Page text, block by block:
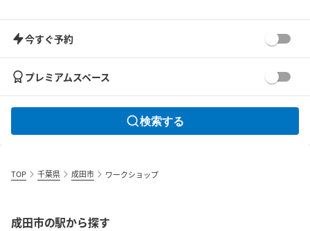
今すぐ予約
プレミアムスペース
検索する
TOP 千葉県 成田市 ワークショップ
成田市の駅から探す